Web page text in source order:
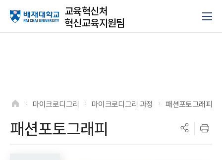
교육혁신처
혁신교육지원팀
패션포토그래피
마이크로디그리 마이크로디그리 과정 패션포토그래피